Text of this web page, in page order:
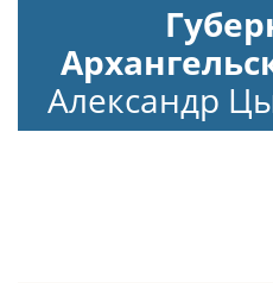
Александр